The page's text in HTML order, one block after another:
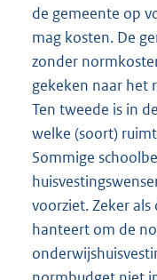
de gemeente op
mag kosten. De
zonder
gekeken naar het
Ten tweede is in
welke (soort)
Sommige
voorziet. Zeker
hanteert om de